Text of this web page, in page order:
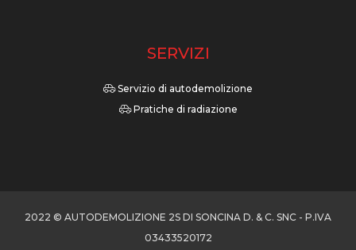
SERVIZI
Servizio di autodemolizione
Pratiche di radiazione
2022 © AUTODEMOLIZIONE 2S DI SONCINA D. & C. SNC - P.IVA
03433520172